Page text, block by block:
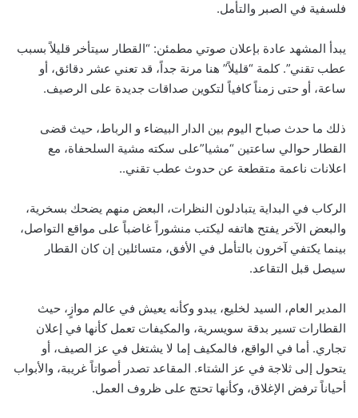
فلسفية في الصبر والتأمل.
يبدأ المشهد عادة بإعلان صوتي مطمئن: “القطار سيتأخر قليلاً بسبب
عطب تقني”. كلمة “قليلاً” هنا مرنة جداً، قد تعني عشر دقائق، أو
ساعة، أو حتى زمناً كافياً لتكوين صداقات جديدة على الرصيف.
ذلك ما حدث صباح اليوم بين الدار البيضاء و الرباط، حيث قضى
القطار حوالي ساعتين “مشيا”على سكته مشية السلحفاة، مع
اعلانات ناعمة متقطعة عن حدوث عطب تقني..
الركاب في البداية يتبادلون النظرات، البعض منهم يضحك بسخرية،
والبعض الآخر يفتح هاتفه ليكتب منشوراً غاضباً على مواقع التواصل،
بينما يكتفي آخرون بالتأمل في الأفق، متسائلين إن كان القطار
سيصل قبل التقاعد.
المدير العام، السيد لخليع، يبدو وكأنه يعيش في عالم موازٍ، حيث
القطارات تسير بدقة سويسرية، والمكيفات تعمل كأنها في إعلان
تجاري. أما في الواقع، فالمكيف إما لا يشتغل في عز الصيف، أو
يتحول إلى ثلاجة في عز الشتاء. المقاعد تصدر أصواتاً غريبة، والأبواب
أحياناً ترفض الإغلاق، وكأنها تحتج على ظروف العمل.